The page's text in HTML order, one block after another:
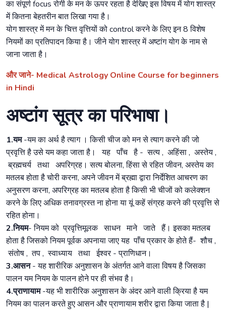
का संपूर्ण focus रोगी के मन के ऊपर रहता है देखिए इस विषय में योग शास्त्र
में कितना बेहतरीन बात लिखा गया है।
योग शास्त्र में मन के चित्त वृत्तियों को control करने के लिए इन 8 विशेष
नियमों का प्रतिपादन किया है। जीने योग शास्त्र में अष्टांग योग के नाम से
जाना जाता है।
और जाने- Medical Astrology Online Course for beginners
in Hindi
अष्टांग सूत्र का परिभाषा।
1.यम-यम का अर्थ है त्याग । किसी चीज को मन से त्याग करने की जो
प्रवृत्ति है उसे यम कहा जाता है। यह पाँच है - सत्य , अहिंसा , अस्तेय ,
ब्रह्मचर्य तथा अपरिग्रह। सत्य बोलना, हिंसा से रहित जीवन, अस्तेय का
मतलब होता है चोरी करना, अपने जीवन में ब्रह्मा द्वारा निर्देशित आचरण का
अनुसरण करना, अपरिग्रह का मतलब होता है किसी भी चीजों को कलेक्शन
करने के लिए अधिक तनावग्रस्त ना होना या यूं कहें संग्रह करने की प्रवृत्ति से
रहित होना।
2.नियम- नियम को प्रवृत्तिमूलक साधन माने जाते हैं। इसका मतलब
होता है जिसको नियम पूर्वक अपनाया जाए यह पाँच प्रकार के होते हैं- शौच ,
संतोष , तप , स्वाध्याय तथा ईश्वर - प्राणिधान।
3.आसन- यह शारीरिक अनुशासन के अंतर्गत आने वाला विषय है जिसका
पालन यम नियम के पालन होने पर ही संभव है।
4.प्राणायाम-यह भी शारीरिक अनुशासन के अंदर आने वाली क्रिया है यम
नियम का पालन करते हुए आसन और प्राणायाम शरीर द्वारा किया जाता है |